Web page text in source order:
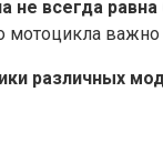
всегда равна
мотоцикла
различных